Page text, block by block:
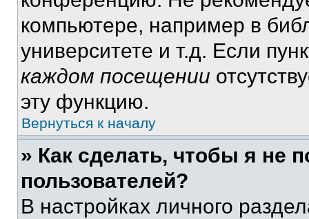
компьютере, например в
университете и т.д. Если
каждом посещении
эту функцию.
Вернуться к началу
» Как сделать, чтобы я не
пользователей?
В настройках личного